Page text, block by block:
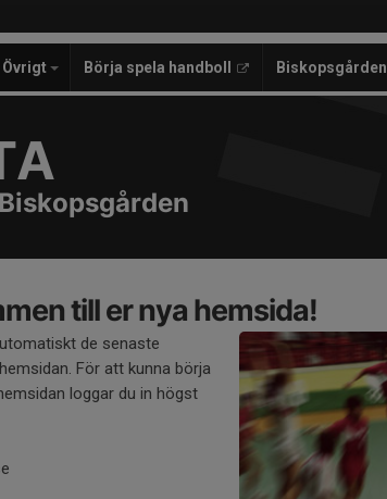
Övrigt Börja spela handboll Biskopsgården
till er nya hemsida!
de senaste
För att kunna börja
loggar du in högst